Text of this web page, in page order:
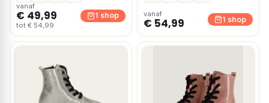
vanaf
€ 49,99
tot € 54,99
1 shop vanaf
€ 54,99 1 shop